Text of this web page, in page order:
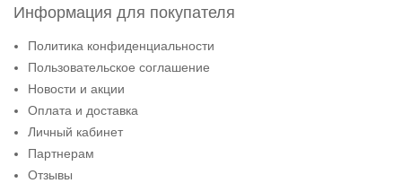
Информация для покупателя
Политика конфиденциальности
Пользовательское соглашение
Новости и акции
Оплата и доставка
Личный кабинет
Партнерам
Отзывы